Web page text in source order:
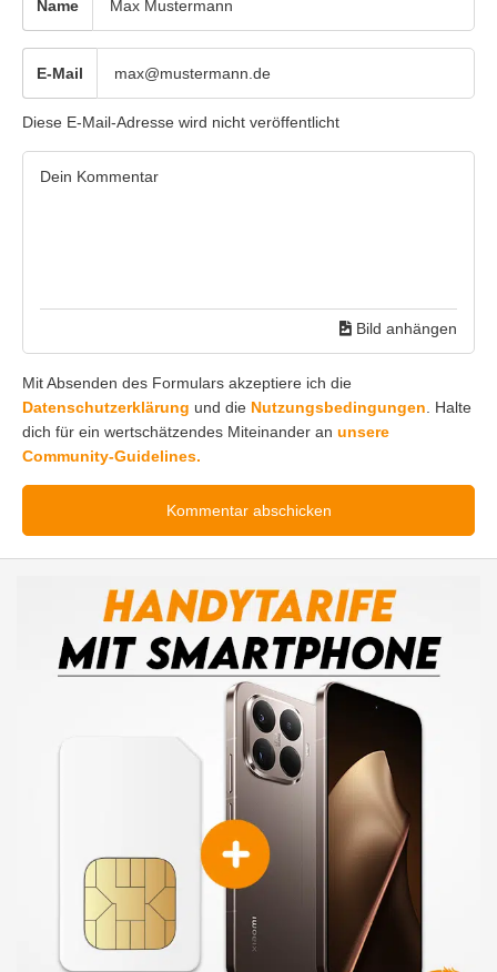
Name
E-Mail
Diese E-Mail-Adresse wird nicht veröffentlicht
Bild anhängen
Mit Absenden des Formulars akzeptiere ich die
Datenschutzerklärung und die Nutzungsbedingungen. Halte
dich für ein wertschätzendes Miteinander an unsere
Community-Guidelines.